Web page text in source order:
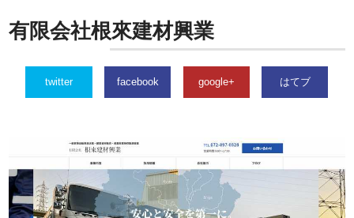
有限会社根來建材興業
twitter facebook google+ はてブ